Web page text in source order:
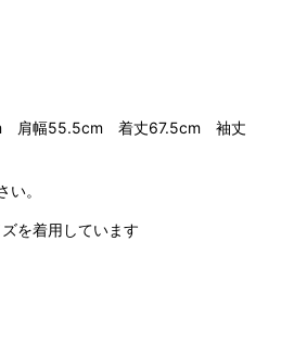
肩幅55.5cm 着丈67.5cm 袖丈
。
を着用しています